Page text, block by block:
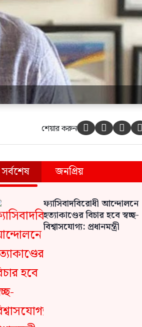
শেয়ার করুন    
সর্বশেষ জনপ্রিয়
ফ্যাসিবাদবিরোধী আন্দোলনে
হত্যাকাণ্ডের বিচার হবে স্বচ্ছ-
বিশ্বাসযোগ্য: প্রধানমন্ত্রী